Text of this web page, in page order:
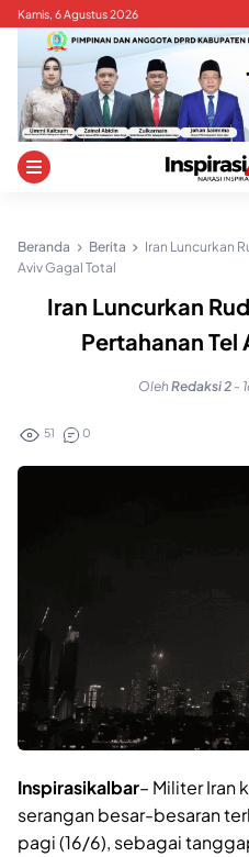
Skip
content
Kamis, 6 Agustus 2026
Beranda Berita
Iran Luncurkan
Aviv Gagal Total
Iran Luncurkan
Pertahanan Tel
OlehRedaksi 2 -
51 0
Inspirasikalbar– Militer Iran
serangan besar-besaran
pagi (16/6), sebagai